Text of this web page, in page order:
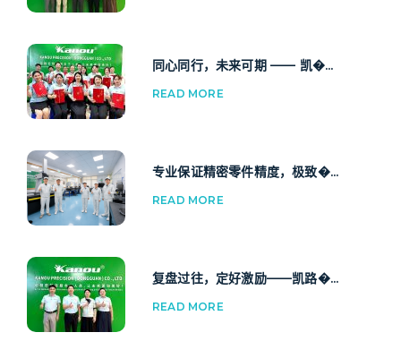
同心同行，未来可期 —— 凯�...
READ MORE
专业保证精密零件精度，极致�...
READ MORE
复盘过往，定好激励——凯路�...
READ MORE